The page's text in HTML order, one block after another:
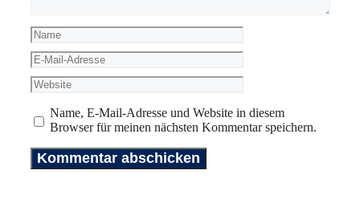
Name
E-
Mail-
Adresse
Website
Name, E-Mail-Adresse und Website in diesem
Browser für meinen nächsten Kommentar speichern.